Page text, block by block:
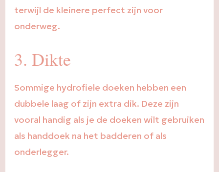
terwijl de kleinere perfect zijn voor
onderweg.
3. Dikte
Sommige hydrofiele doeken hebben een
dubbele laag of zijn extra dik. Deze zijn
vooral handig als je de doeken wilt gebruiken
als handdoek na het badderen of als
onderlegger.